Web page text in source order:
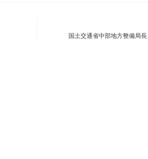
国土交通省中部地方整備局